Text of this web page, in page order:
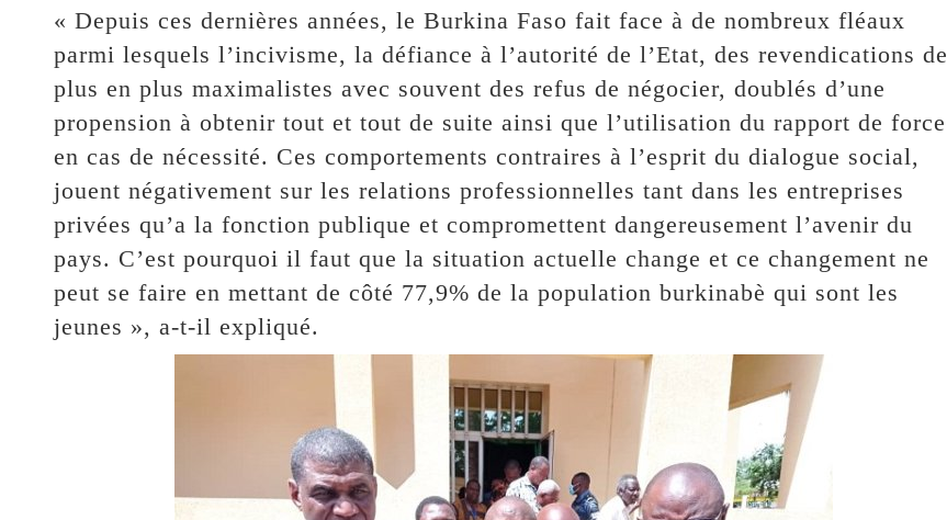
« Depuis ces dernières années, le Burkina Faso fait face à de nombreux fléaux
parmi lesquels l’incivisme, la défiance à l’autorité de l’Etat, des revendications de
plus en plus maximalistes avec souvent des refus de négocier, doublés d’une
propension à obtenir tout et tout de suite ainsi que l’utilisation du rapport de force
en cas de nécessité. Ces comportements contraires à l’esprit du dialogue social,
jouent négativement sur les relations professionnelles tant dans les entreprises
privées qu’a la fonction publique et compromettent dangereusement l’avenir du
pays. C’est pourquoi il faut que la situation actuelle change et ce changement ne
peut se faire en mettant de côté 77,9% de la population burkinabè qui sont les
jeunes », a-t-il expliqué.